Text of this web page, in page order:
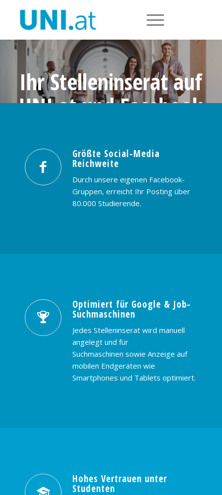
Ihr Stelleninserat auf
UNI.at und Facebook
PREISE & BUCHUNG KONTAKT
Größte Social-Media
Reichweite
Durch unsere eigenen Facebook-
Gruppen, erreicht Ihr Posting über
80.000 Studierende.
Optimiert für Google & Job-
Suchmaschinen
Jedes Stelleninserat wird manuell
angelegt und für
Suchmaschinen sowie Anzeige auf
mobilen Endgeräten wie
Smartphones und Tablets optimiert.
Hohes Vertrauen unter
Studenten